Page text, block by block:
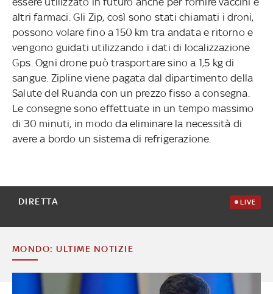
altri farmaci. Gli Zip, così sono stati chiamati i droni,
possono volare fino a 150 km tra andata e ritorno e
vengono guidati utilizzando i dati di localizzazione
Gps. Ogni drone può trasportare sino a 1,5 kg di
sangue. Zipline viene pagata dal dipartimento della
Salute del Ruanda con un prezzo fisso a consegna.
Le consegne sono effettuate in un tempo massimo
di 30 minuti, in modo da eliminare la necessità di
avere a bordo un sistema di refrigerazione.
DIRETTA LIVE
MONDO: ULTIME NOTIZIE